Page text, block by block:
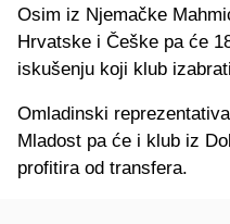
Osim iz Njemačke
Hrvatske i Češke pa će
iskušenju koji klub
Omladinski
Mladost pa će i klub iz
profitira od transfera.